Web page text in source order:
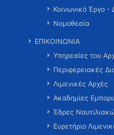
Κοινωνικό Έργο -
Νομοθεσία
ΕΠΙΚΟΙΝΩΝΙΑ
Υπηρεσίες του
Περιφερειακές
Λιμενικές Αρχές
Ακαδημίες
Έδρες
Ευρετήριο